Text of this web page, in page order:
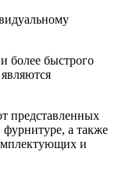
более быстрого
представленных
фурнитуре, а также
и